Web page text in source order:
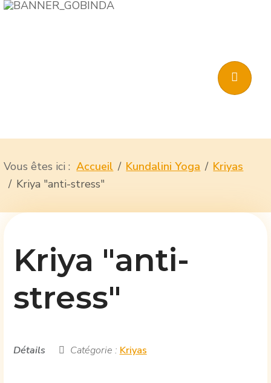
Vous êtes ici :Accueil Kundalini Yoga
Kriyas
Kriya "anti-stress"
Kriya "anti-
stress"
Détails Catégorie : Kriyas